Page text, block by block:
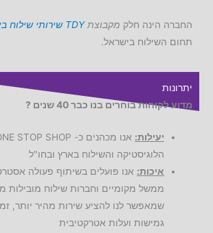
החברה הינה חלק מקבוצתTDY שירותי שילוח
תחום השילוח בישראל.
יתרונות
מדוע לקוחות בוחרים בנו כבר 40 שנים ?
יעילות:
הלוגיסטיקה והשילוח בארץ ובחו"ל
איכות: אנו פועלים בשיתוף פעולה
ממשל מקומיים וחברות שילוח מובילות
שמאפשר לנו להציע שירות מהיר יותר,
גמישות ועלות אטרקטיבית